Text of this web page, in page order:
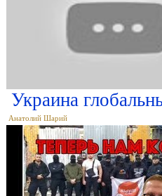
Украина
Анатолий Шарий